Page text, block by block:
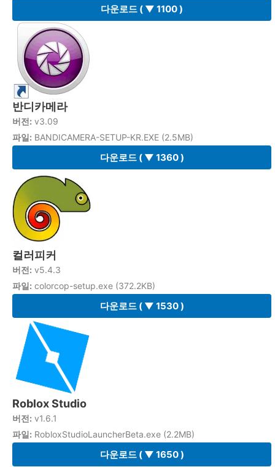
다운로드 ( ▼ 1100 )
반디카메라
버전: v3.09
파일: BANDICAMERA-SETUP-KR.EXE (2.5MB)
다운로드( ▼ 1360 )
컬러피커
버전: v5.4.3
파일: colorcop-setup.exe (372.2KB)
다운로드( ▼ 1530 )
Roblox Studio
버전: v1.6.1
파일: RobloxStudioLauncherBeta.exe (2.2MB)
다운로드( ▼ 1650 )